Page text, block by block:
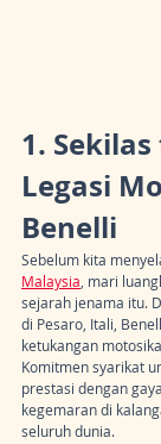
1.
Legasi
Benelli
Sebelum kita
Malaysia, mari
sejarah jenama itu.
di Pesaro, Itali,
ketukangan
Komitmen syarikat
prestasi dengan
kegemaran di
seluruh dunia.